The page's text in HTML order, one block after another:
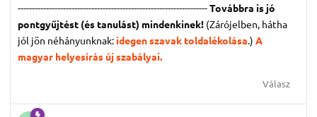
-------------------------------------------------------------------Továbbra is jó
pontgyűjtést (és tanulást) mindenkinek! (Zárójelben, hátha
jól jön néhányunknak: idegen szavak toldalékolása.) A
magyar helyesírás új szabályai.
Válasz